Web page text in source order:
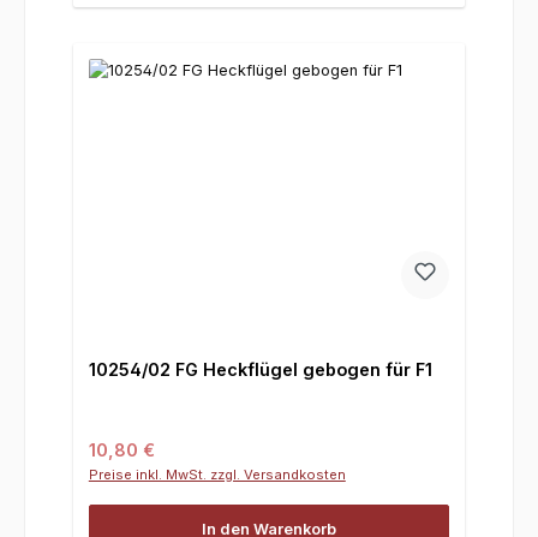
10254/02 FG Heckflügel gebogen für F1
Regulärer Preis:
10,80 €
Preise inkl. MwSt. zzgl. Versandkosten
In den Warenkorb